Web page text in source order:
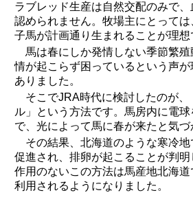
ラブレッド生産は自然交配のみで
認められません。牧場主にとって
子馬が計画通り生まれることが理想
馬は春にしか発情しない季節繁
情が起こらず困っているという声
ありました。
そこでJRA時代に検討したのが
ル」という方法です。馬房内に電
で、光によって馬に春が来たと気づ
その結果、北海道のような寒冷
促進され、排卵が起こることが判明
作用のないこの方法は馬産地北海道
利用されるようになりました。